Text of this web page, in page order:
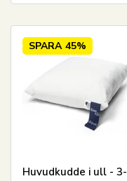
SPARA 45%
Huvudkudde i ull - 3-